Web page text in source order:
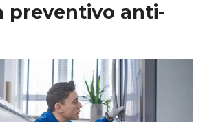
preventivo anti-